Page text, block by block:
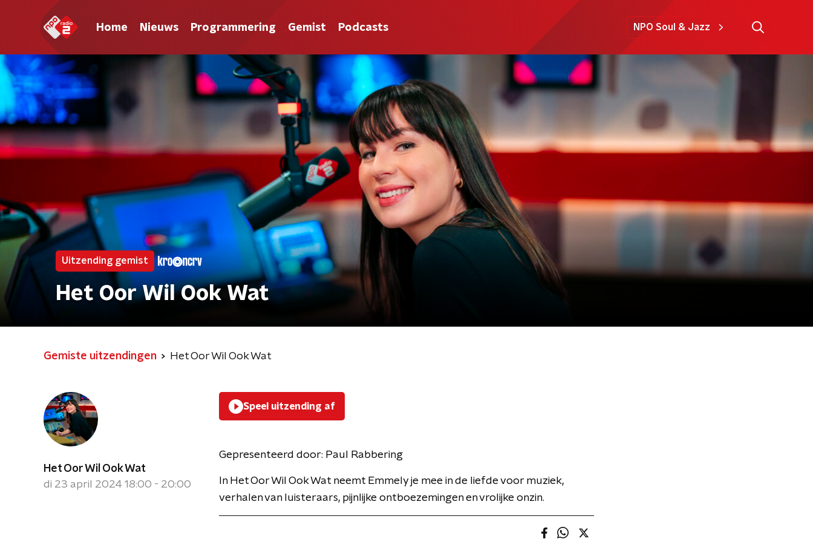
Home Nieuws Programmering Gemist Podcasts NPO Soul & Jazz
Uitzending gemist
Het Oor Wil Ook Wat
Gemiste uitzendingen Het Oor Wil Ook Wat
Het Oor Wil Ook Wat
di 23 april 2024 18:00 - 20:00
Speel uitzending af
Gepresenteerd door: Paul Rabbering
In Het Oor Wil Ook Wat neemt Emmely je mee in de liefde voor muziek,
verhalen van luisteraars, pijnlijke ontboezemingen en vrolijke onzin.